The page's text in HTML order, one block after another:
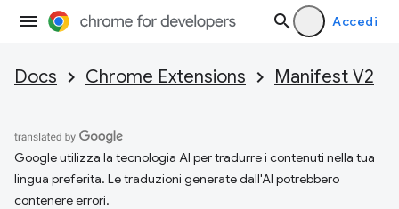
Accedi
Docs Chrome Extensions Manifest V2
Google utilizza la tecnologia AI per tradurre i contenuti nella tua
lingua preferita. Le traduzioni generate dall'AI potrebbero
contenere errori.